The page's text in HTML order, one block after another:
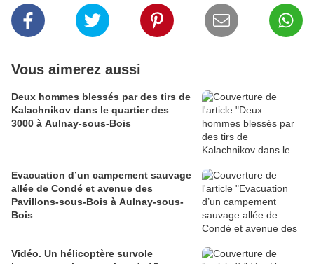
Vous aimerez aussi
Deux hommes blessés par des tirs de
Kalachnikov dans le quartier des
3000 à Aulnay-sous-Bois
Evacuation d’un campement sauvage
allée de Condé et avenue des
Pavillons-sous-Bois à Aulnay-sous-
Bois
Vidéo. Un hélicoptère survole